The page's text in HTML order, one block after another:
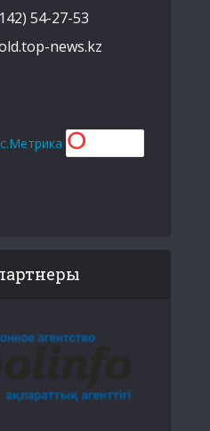
54-27-53
news.kz